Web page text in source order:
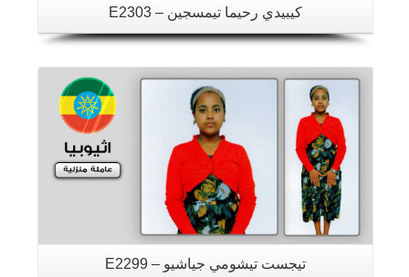
كيبيدي رحيما تيمسجين – E2303
تيجست تيشومي جياشيو – E2299